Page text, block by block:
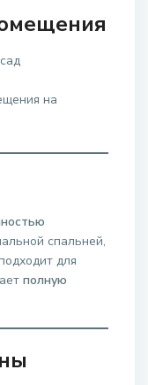
на
спальней,
для
полную